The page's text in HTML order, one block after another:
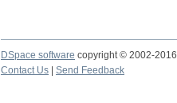
DSpace software copyright © 2002-2016
Contact Us
Send Feedback